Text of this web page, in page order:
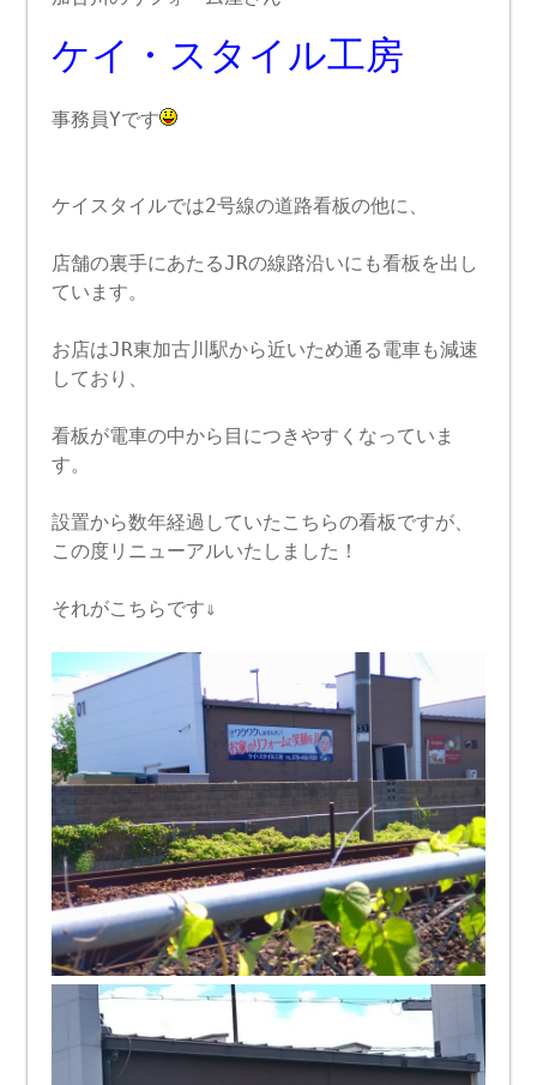
ケイ・スタイル工房
事務員Yです
ケイスタイルでは2号線の道路看板の他に、
店舗の裏手にあたるJRの線路沿いにも看板を出し
ています。
お店はJR東加古川駅から近いため通る電車も減速
しており、
看板が電車の中から目につきやすくなっていま
す。
設置から数年経過していたこちらの看板ですが、
この度リニューアルいたしました！
それがこちらです⇓